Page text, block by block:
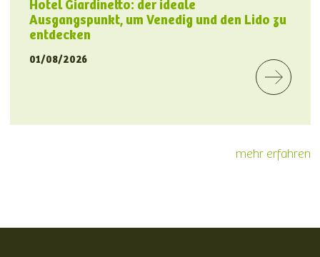
Hotel Giardinetto: der ideale
Ausgangspunkt, um Venedig und den Lido zu
entdecken
01/08/2026
mehr erfahren